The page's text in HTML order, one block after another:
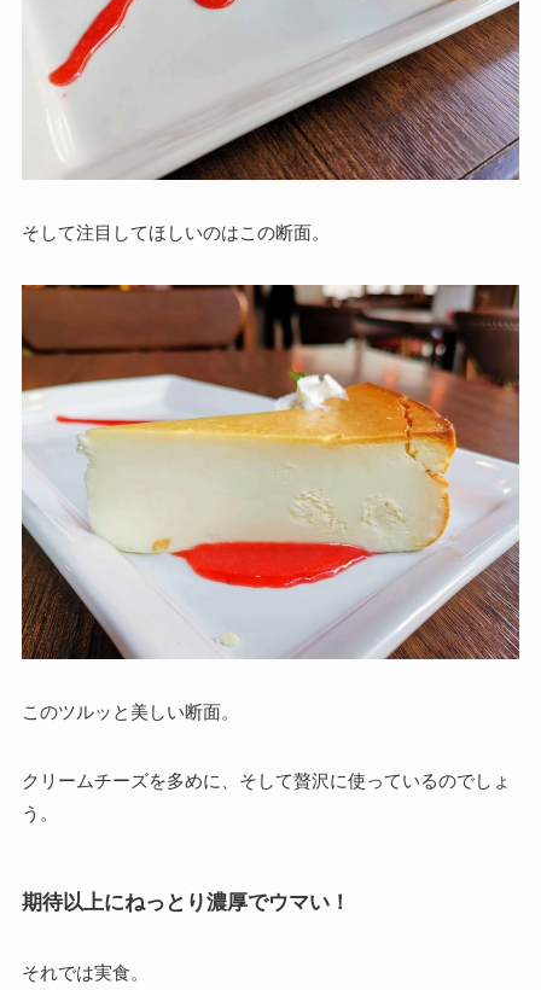
そして注目してほしいのはこの断面。
このツルッと美しい断面。
クリームチーズを多めに、そして贅沢に使っているのでしょ
う。
期待以上にねっとり濃厚でウマい！
それでは実食。